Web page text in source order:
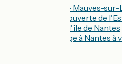
Nantes - Mauves-
À la découverte de
Tour de l'île de Nantes
Le Voyage à Nantes à